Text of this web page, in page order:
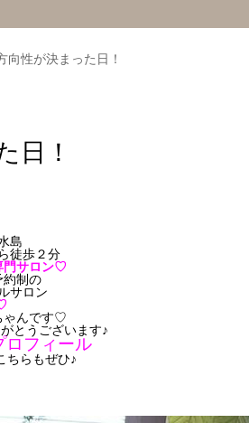
向性が決まった日！
日！
島
徒歩２分
門サロン♡
約制の
サロン
ゃんです♡
とうございます♪
フィール
ちらもぜひ♪